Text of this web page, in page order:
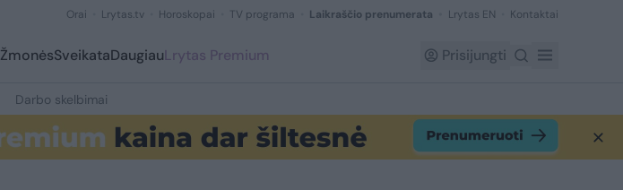
Orai Lrytas.tv Horoskopai TV programa Laikraščio prenumerata Lrytas EN Kontaktai
ŽmonėsSveikataDaugiauLrytas Premium Prisijungti
Darbo skelbimai